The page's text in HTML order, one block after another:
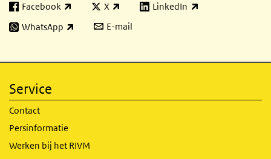
Facebook
(externe link) X
(externe link) LinkedIn
(externe link)
WhatsApp
(externe link) E-mail
Service
Contact
Persinformatie
Werken bij het RIVM